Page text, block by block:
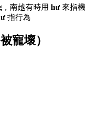
，南越有時用 hư 來指
指行為
寵壞）